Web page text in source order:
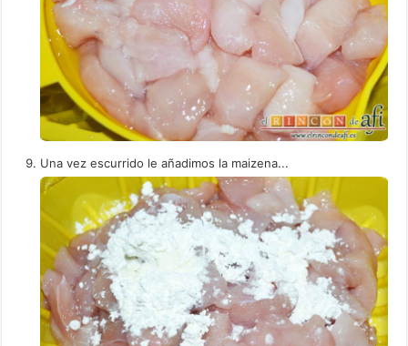
Una vez escurrido le añadimos la maizena...